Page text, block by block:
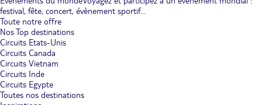
festival, fête, concert, évènement sportif...
Toute notre offre
Nos Top destinations
Circuits Etats-Unis
Circuits Canada
Circuits Vietnam
Circuits Inde
Circuits Egypte
Toutes nos destinations